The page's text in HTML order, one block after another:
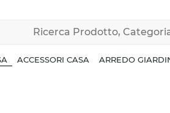
ACCESSORI CASA ARREDO